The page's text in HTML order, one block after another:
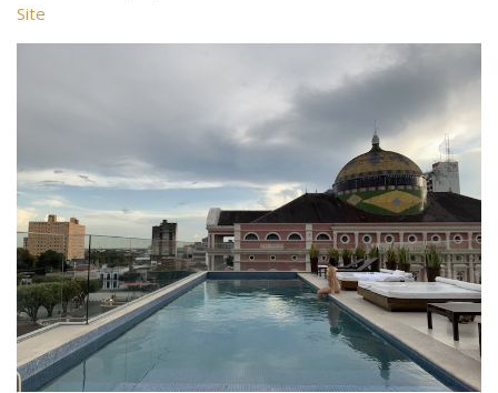
Site